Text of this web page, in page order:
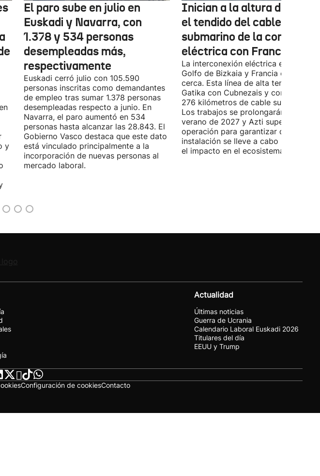
y
El paro sube en julio en
Euskadi y Navarra, con
1.378 y 534 personas
desempleadas más,
respectivamente
Euskadi cerró julio con 105.590
personas inscritas como demandantes
de empleo tras sumar 1.378 personas
desempleadas respecto a junio. En
Navarra, el paro aumentó en 534
personas hasta alcanzar las 28.843. El
Gobierno Vasco destaca que este dato
está vinculado principalmente a la
incorporación de nuevas personas al
mercado laboral.
Inician a la altura de
el tendido del cable
submarino de la conexión
eléctrica con Francia
La interconexión eléctrica entre el
Golfo de Bizkaia y Francia está más
cerca. Esta línea de alta tensión unirá
Gatika con Cubnezais y contará con
276 kilómetros de cable submarino.
Los trabajos se prolongarán hasta
verano de 2027 y Azti supervisará la
operación para garantizar que la
instalación se lleve a cabo
el impacto en el ecosistema marino.
Actualidad
Últimas noticias
Guerra de Ucrania
Calendario Laboral Euskadi 2026
Titulares del día
EEUU y Trump
Configuración de cookiesContacto